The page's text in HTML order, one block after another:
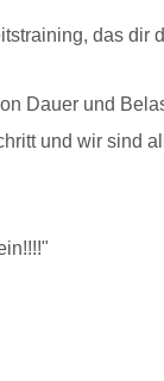
das
Dauer und
und wir sind